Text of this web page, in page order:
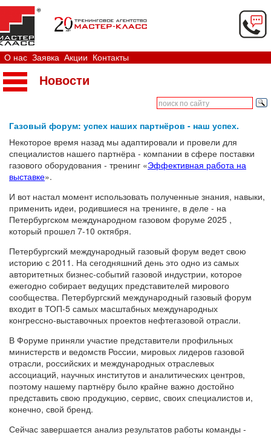
О нас Заявка Акции Контакты
Новости
Газовый форум: успех наших партнёров - наш успех.
Некоторое время назад мы адаптировали и провели для
специалистов нашего партнёра - компании в сфере поставки
газового оборудования - тренинг «Эффективная работа на
выставке».
И вот настал момент использовать полученные знания, навыки,
применить идеи, родившиеся на тренинге, в деле - на
Петербургском международном газовом форуме 2025 ,
который прошел 7-10 октября.
Петербургский международный газовый форум ведет свою
историю с 2011. На сегодняшний день это одно из самых
авторитетных бизнес-событий газовой индустрии, которое
ежегодно собирает ведущих представителей мирового
сообщества. Петербургский международный газовый форум
входит в ТОП-5 самых масштабных международных
конгрессно-выставочных проектов нефтегазовой отрасли.
В Форуме приняли участие представители профильных
министерств и ведомств России, мировых лидеров газовой
отрасли, российских и международных отраслевых
ассоциаций, научных институтов и аналитических центров,
поэтому нашему партнёру было крайне важно достойно
представить свою продукцию, сервис, своих специалистов и,
конечно, свой бренд.
Сейчас завершается анализ результатов работы команды -